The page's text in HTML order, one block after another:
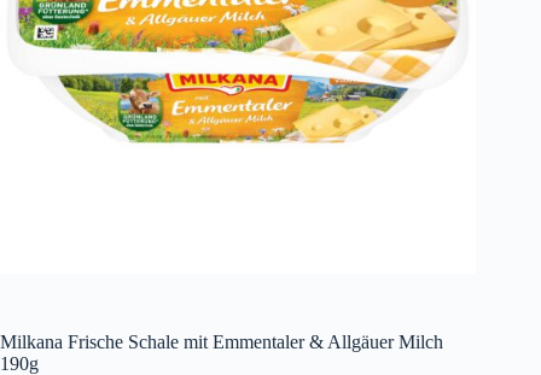
Milkana Frische Schale mit Emmentaler & Allgäuer Milch
190g